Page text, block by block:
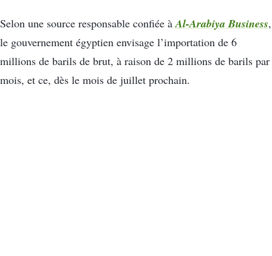
Selon une source responsable confiée àAl-Arabiya Business,
le gouvernement égyptien envisage l’importation de 6
millions de barils de brut, à raison de 2 millions de barils par
mois, et ce, dès le mois de juillet prochain.